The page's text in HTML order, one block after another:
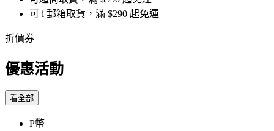
可 i 郵箱取貨，滿 $290 起免運
折價券
優惠活動
看全部
P幣